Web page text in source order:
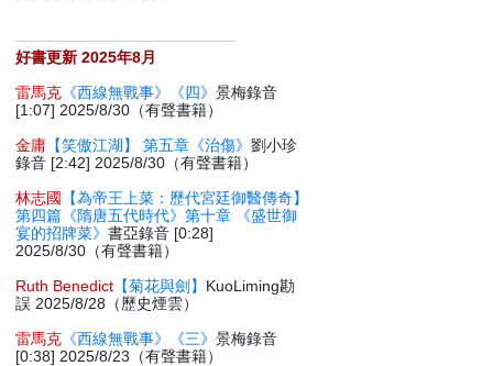
好書更新 2025年8月
雷馬克 《西線無戰事》《四》景梅錄音
[1:07] 2025/8/30（有聲書籍）
金庸 【笑傲江湖】 第五章《治傷》劉小珍
錄音 [2:42] 2025/8/30（有聲書籍）
林志國
【為帝王上菜：歷代宮廷御醫傳奇】
第四篇《隋唐五代時代》第十章 《盛世御
宴的招牌菜》書亞錄音 [0:28]
2025/8/30（有聲書籍）
Ruth Benedict 【菊花與劍】 KuoLiming勘
誤 2025/8/28（歷史煙雲）
雷馬克 《西線無戰事》《三》景梅錄音
[0:38] 2025/8/23（有聲書籍）